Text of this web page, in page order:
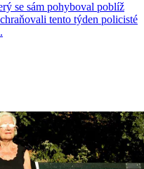
se sám pohyboval poblíž
tento týden policisté